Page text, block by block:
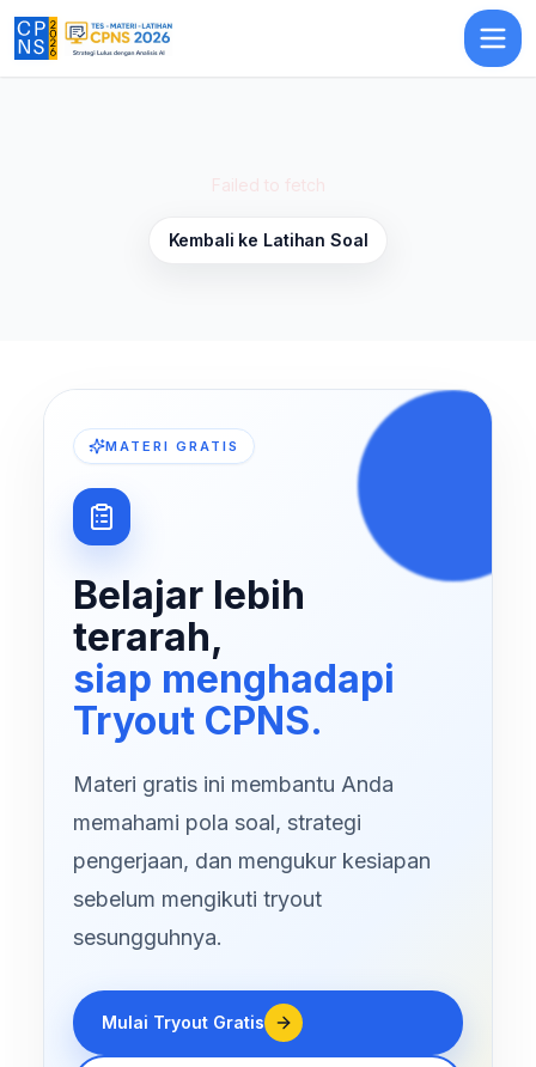
Kembali ke Latihan Soal
MATERI GRATIS
Belajar lebih
terarah,
siap menghadapi
Tryout CPNS.
Materi gratis ini membantu Anda
memahami pola soal, strategi
pengerjaan, dan mengukur kesiapan
sebelum mengikuti tryout
sesungguhnya.
Mulai Tryout Gratis